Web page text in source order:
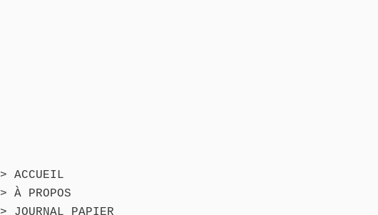
> ACCUEIL
> À PROPOS
> JOURNAL PAPIER